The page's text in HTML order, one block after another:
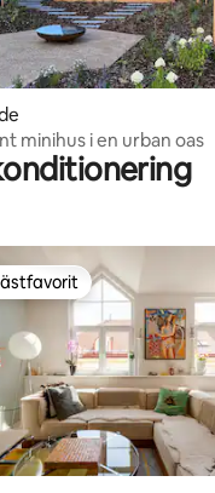
betyg, 169
minihus i en urban oas
gästfavorit